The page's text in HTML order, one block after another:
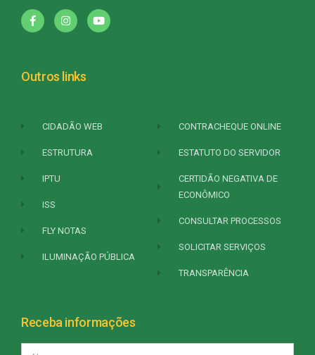
Outros links
CIDADÃO WEB
ESTRUTURA
IPTU
ISS
FLY NOTAS
ILUMINAÇÃO PÚBLICA
CONTRACHEQUE ONLINE
ESTATUTO DO SERVIDOR
CERTIDÃO NEGATIVA DE
ECONÔMICO
CONSULTAR PROCESSOS
SOLICITAR SERVIÇOS
TRANSPARÊNCIA
Receba informações